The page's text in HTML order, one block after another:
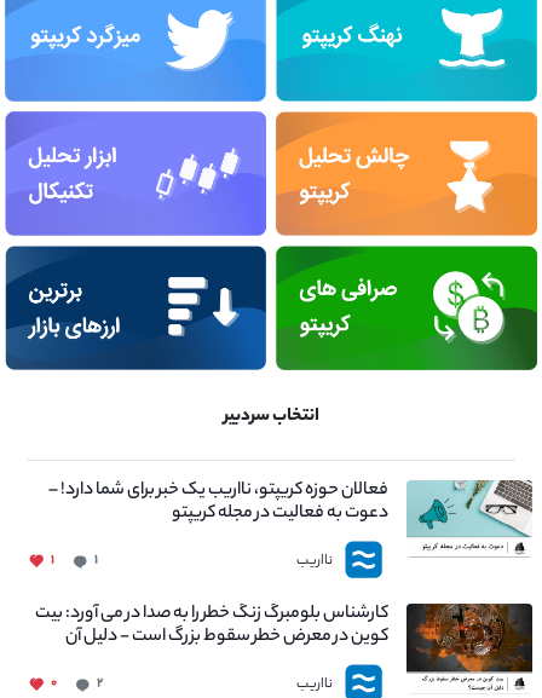
انتخاب سردبیر
فعالان حوزه کریپتو، نااریب یک خبر برای شما دارد! –
دعوت به فعالیت در مجله کریپتو
نااریب ۱ ۱
کارشناس بلومبرگ زنگ خطر را به صدا در می آورد: بیت
کوین در معرض خطر سقوط بزرگ است - دلیل آن
چیست؟
نااریب ۲ ۰